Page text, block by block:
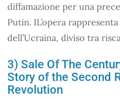
diffamazione per una
Putin. IL’opera
dell’Ucraina, diviso tra
3) Sale Of The
Story of the Second
Revolution